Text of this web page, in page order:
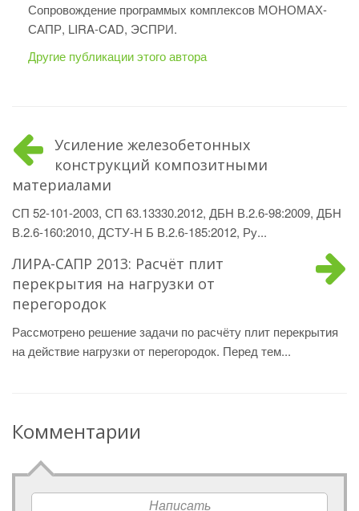
Сопровождение программых комплексов МОНОМАХ-
САПР, LIRA-CAD, ЭСПРИ.
Другие публикации этого автора
Усиление железобетонных
конструкций композитными
материалами
СП 52-101-2003, СП 63.13330.2012, ДБН В.2.6-98:2009, ДБН
В.2.6-160:2010, ДСТУ-Н Б В.2.6-185:2012, Ру...
ЛИРА-САПР 2013: Расчёт плит
перекрытия на нагрузки от
перегородок
Рассмотрено решение задачи по расчёту плит перекрытия
на действие нагрузки от перегородок. Перед тем...
Комментарии
Написать